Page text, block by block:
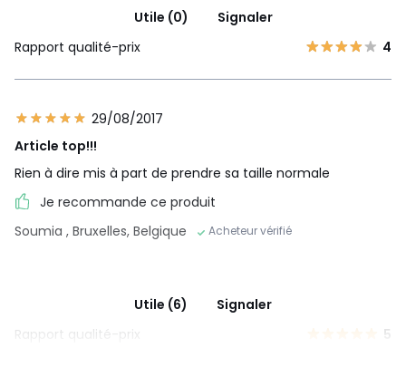
Utile (0)
Signaler
Rapport qualité-prix
4
29/08/2017
Article top!!!
Rien à dire mis à part de prendre sa taille normale
Je recommande ce produit
Soumia , Bruxelles, Belgique Acheteur vérifié
Utile (6)
Signaler
Rapport qualité-prix
5